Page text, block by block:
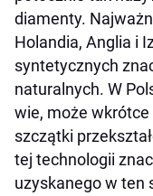
diamenty.
Holandia, Anglia i
syntetycznych
naturalnych. W
wie, może wkrótce
szczątki
tej technologii
uzyskanego w ten